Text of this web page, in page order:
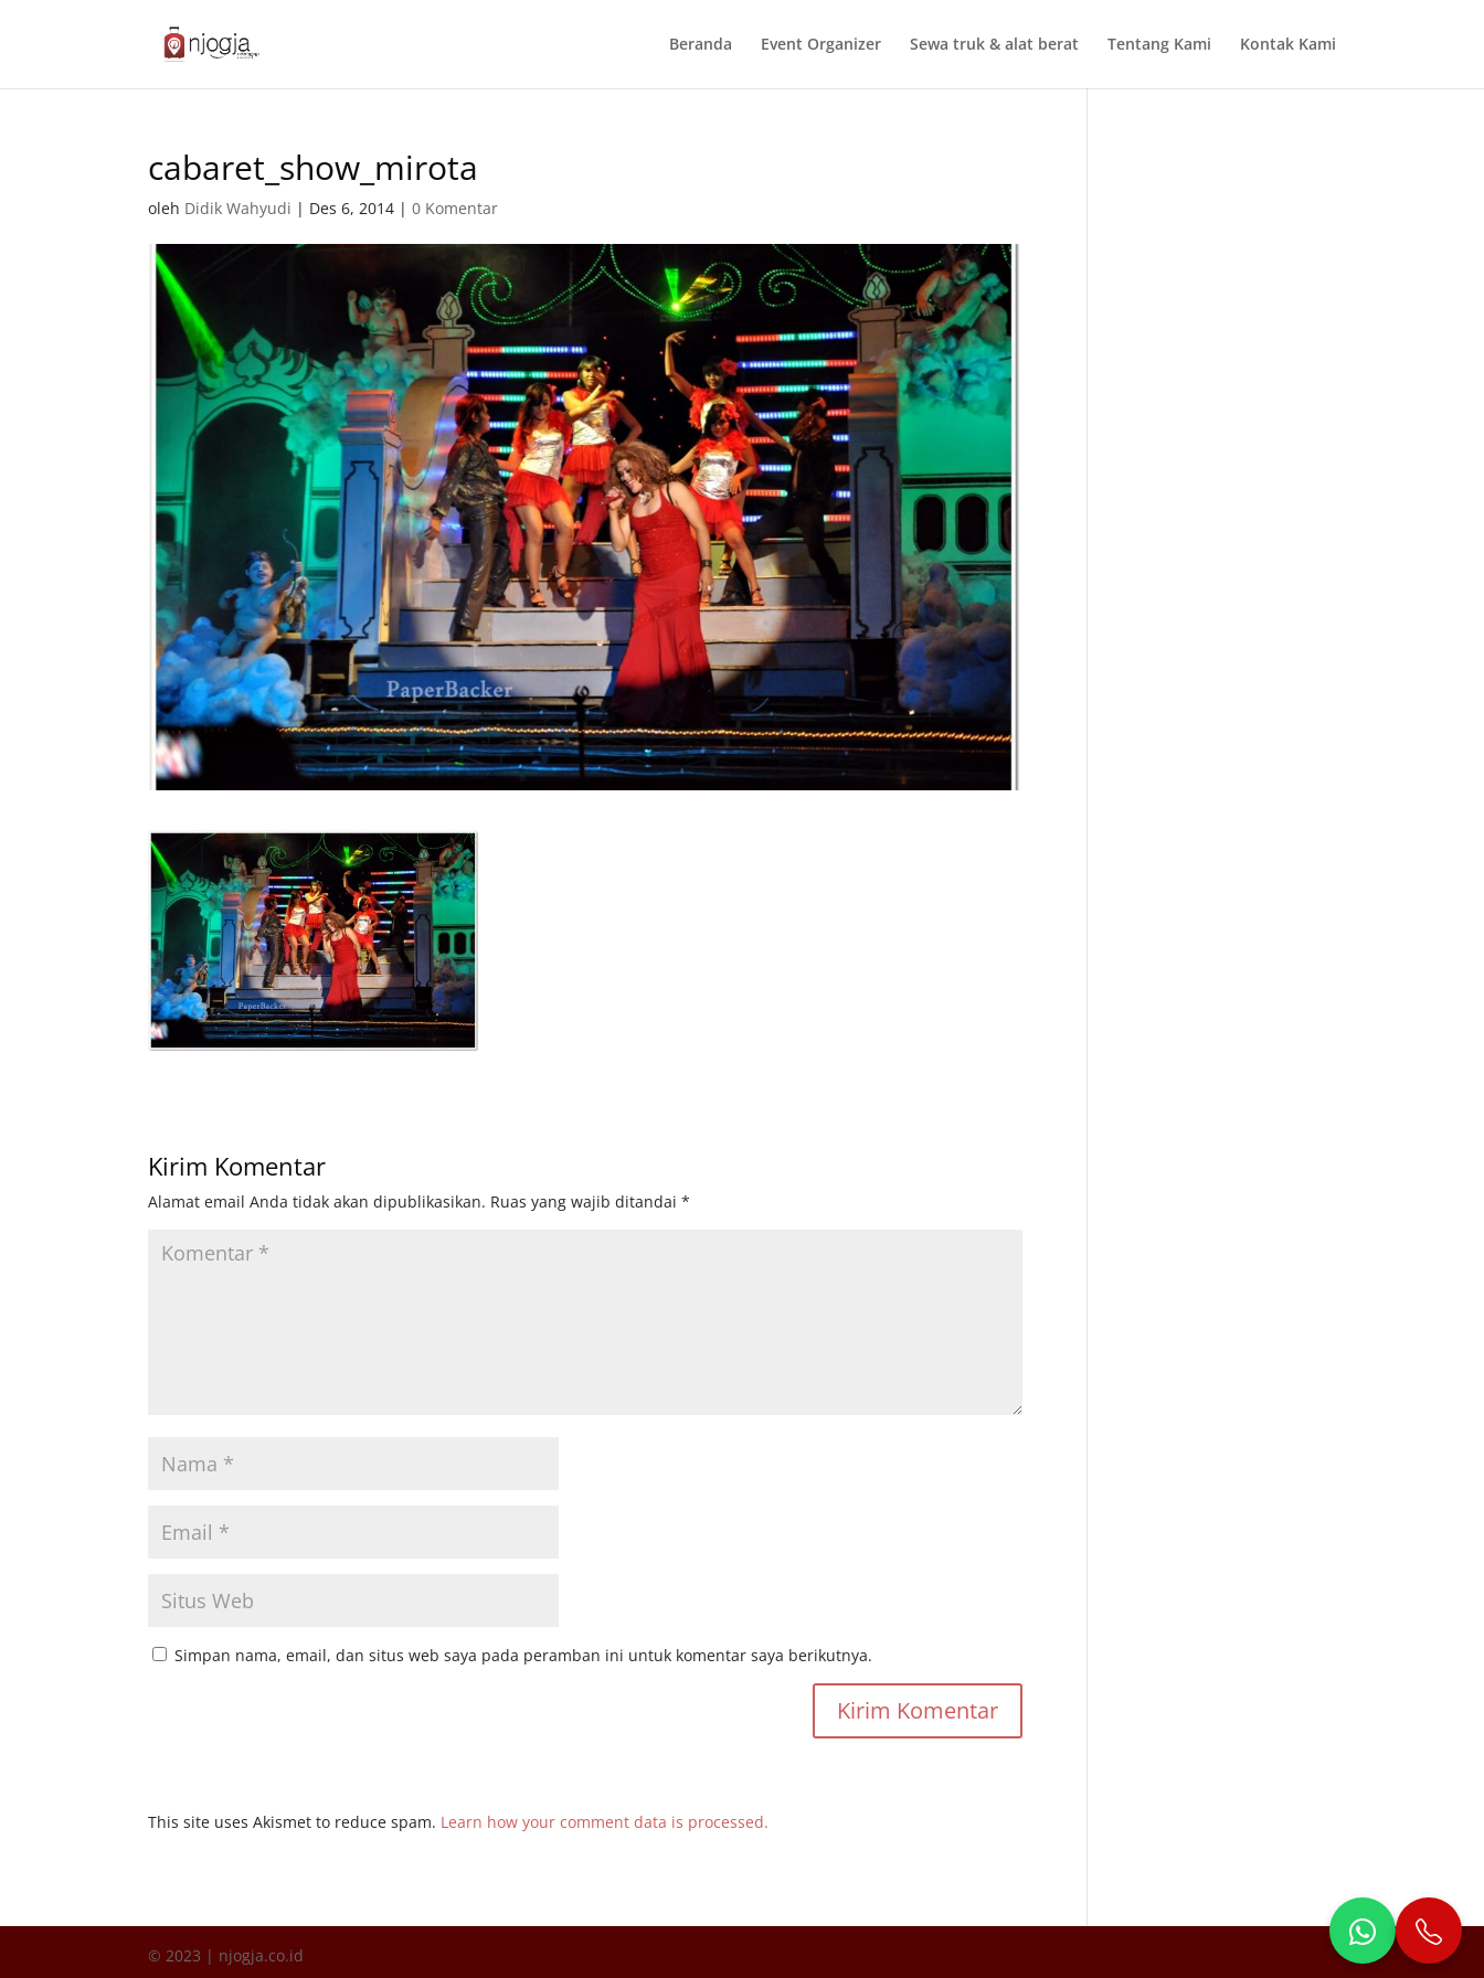
Beranda Event Organizer Sewa truk & alat berat Tentang Kami Kontak Kami
cabaret_show_mirota
oleh Didik Wahyudi | Des 6, 2014 |0 Komentar
Kirim Komentar
Alamat email Anda tidak akan dipublikasikan. Ruas yang wajib ditandai*
Simpan nama, email, dan situs web saya pada peramban ini untuk komentar saya berikutnya.
This site uses Akismet to reduce spam. Learn how your comment data is processed.
© 2023 | njogja.co.id